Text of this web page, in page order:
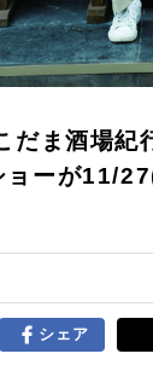
だま酒場
ョーが11/
シェア